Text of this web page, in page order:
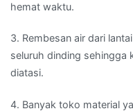
hemat waktu.
3. Rembesan air dari
seluruh dinding sehingga
diatasi.
4. Banyak toko material